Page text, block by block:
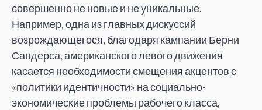
совершенно не новые и не уникальные.
Например, одна из главных дискуссий
возрождающегося, благодаря кампании Берни
Сандерса, американского левого движения
касается необходимости смещения акцентов с
«политики идентичности» на социально-
экономические проблемы рабочего класса,